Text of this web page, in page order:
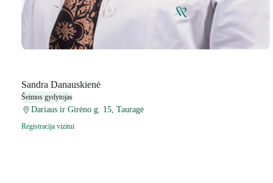
Sandra Danauskienė
Šeimos gydytojas
Dariaus ir Girėno g. 15, Tauragė
Registracija vizitui